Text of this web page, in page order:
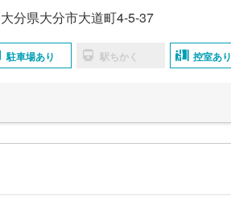
大分県大分市大道町4-5-37
駐車場あり 駅ちかく 控室あり